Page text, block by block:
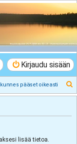
Kirjaudu sisään
pääset oikeasti
t
lisää tietoa.